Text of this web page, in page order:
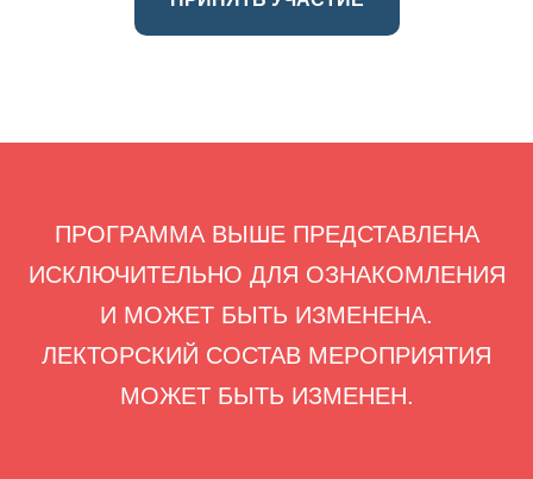
ПРОГРАММА ВЫШЕ ПРЕДСТАВЛЕНА
ИСКЛЮЧИТЕЛЬНО ДЛЯ ОЗНАКОМЛЕНИЯ
И МОЖЕТ БЫТЬ ИЗМЕНЕНА.
ЛЕКТОРСКИЙ СОСТАВ МЕРОПРИЯТИЯ
МОЖЕТ БЫТЬ ИЗМЕНЕН.